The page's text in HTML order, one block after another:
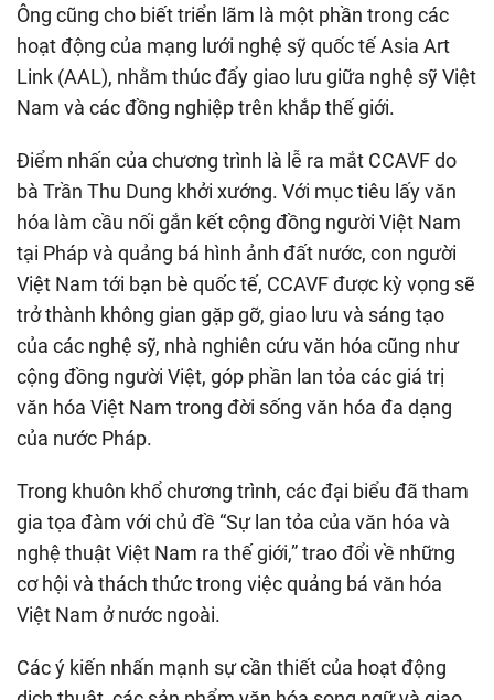
Ông cũng cho biết triển lãm là một phần trong các
hoạt động của mạng lưới nghệ sỹ quốc tế Asia Art
Link (AAL), nhằm thúc đẩy giao lưu giữa nghệ sỹ Việt
Nam và các đồng nghiệp trên khắp thế giới.
Điểm nhấn của chương trình là lễ ra mắt CCAVF do
bà Trần Thu Dung khởi xướng. Với mục tiêu lấy văn
hóa làm cầu nối gắn kết cộng đồng người Việt Nam
tại Pháp và quảng bá hình ảnh đất nước, con người
Việt Nam tới bạn bè quốc tế, CCAVF được kỳ vọng sẽ
trở thành không gian gặp gỡ, giao lưu và sáng tạo
của các nghệ sỹ, nhà nghiên cứu văn hóa cũng như
cộng đồng người Việt, góp phần lan tỏa các giá trị
văn hóa Việt Nam trong đời sống văn hóa đa dạng
của nước Pháp.
Trong khuôn khổ chương trình, các đại biểu đã tham
gia tọa đàm với chủ đề “Sự lan tỏa của văn hóa và
nghệ thuật Việt Nam ra thế giới,” trao đổi về những
cơ hội và thách thức trong việc quảng bá văn hóa
Việt Nam ở nước ngoài.
Các ý kiến nhấn mạnh sự cần thiết của hoạt động